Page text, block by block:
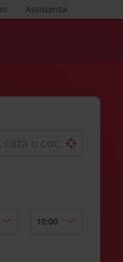
Assistenza